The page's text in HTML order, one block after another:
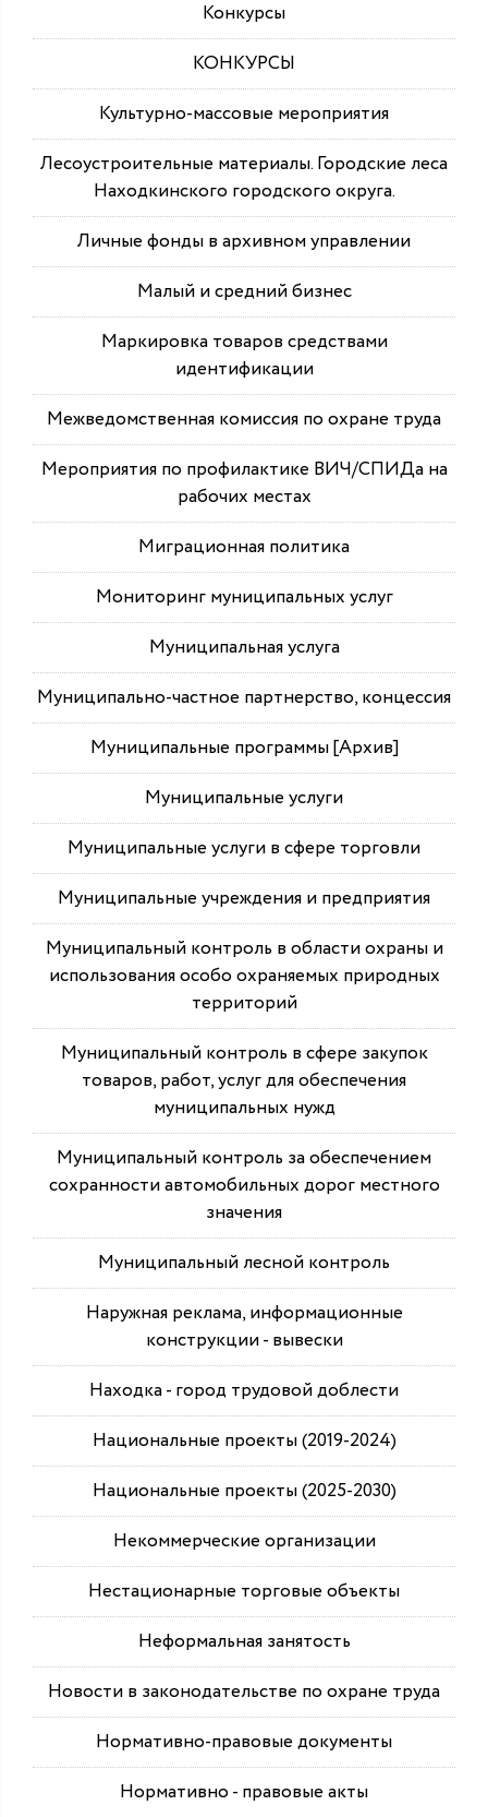
Конкурсы
КОНКУРСЫ
Культурно-массовые мероприятия
Лесоустроительные материалы. Городские леса
Находкинского городского округа.
Личные фонды в архивном управлении
Малый и средний бизнес
Маркировка товаров средствами
идентификации
Межведомственная комиссия по охране труда
Мероприятия по профилактике ВИЧ/СПИДа на
рабочих местах
Миграционная политика
Мониторинг муниципальных услуг
Муниципальная услуга
Муниципально-частное партнерство, концессия
Муниципальные программы [Архив]
Муниципальные услуги
Муниципальные услуги в сфере торговли
Муниципальные учреждения и предприятия
Муниципальный контроль в области охраны и
использования особо охраняемых природных
территорий
Муниципальный контроль в сфере закупок
товаров, работ, услуг для обеспечения
муниципальных нужд
Муниципальный контроль за обеспечением
сохранности автомобильных дорог местного
значения
Муниципальный лесной контроль
Наружная реклама, информационные
конструкции - вывески
Находка - город трудовой доблести
Национальные проекты (2019-2024)
Национальные проекты (2025-2030)
Некоммерческие организации
Нестационарные торговые объекты
Неформальная занятость
Новости в законодательстве по охране труда
Нормативно-правовые документы
Нормативно - правовые акты